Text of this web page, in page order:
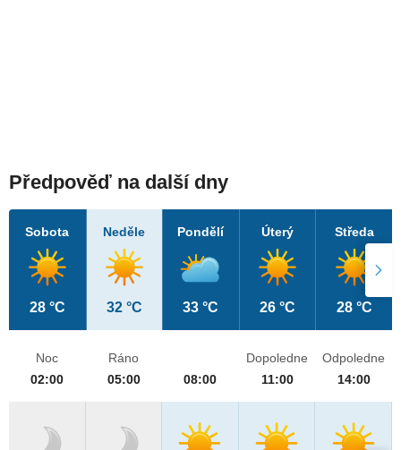
Předpověď na další dny
Sobota
28 °C
Neděle
32 °C
Pondělí
33 °C
Úterý
26 °C
Středa
28 °C
Noc
02:00
Ráno
05:00
08:00
Dopoledne
11:00
Odpoledne
14:00